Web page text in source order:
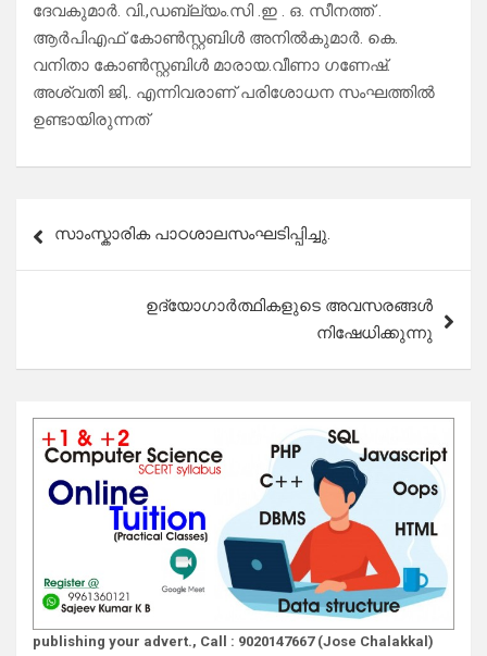
ദേവകുമാർ. വി.,ഡബ്ല്യം.സി .ഇ . ഒ. സീനത്ത് .
ആർപിഎഫ് കോൺസ്റ്റബിൾ അനിൽകുമാർ. കെ.
വനിതാ കോൺസ്റ്റബിൾ മാരായ.വീണാ ഗണേഷ്.
അശ്വതി ജി,. എന്നിവരാണ് പരിശോധന സംഘത്തിൽ
ഉണ്ടായിരുന്നത്
navigation
സാംസ്കാരിക പാഠശാലസംഘടിപ്പിച്ചു.
ഉദ്യോഗാർത്ഥികളുടെ അവസരങ്ങൾ
നിഷേധിക്കുന്നു
publishing your advert., Call : 9020147667 (Jose Chalakkal)